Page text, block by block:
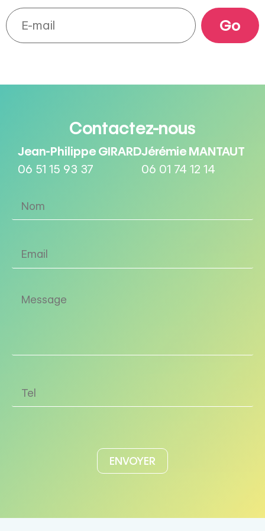
Contactez-nous
Jean-Philippe GIRARD
06 51 15 93 37
Jérémie MANTAUT
06 01 74 12 14